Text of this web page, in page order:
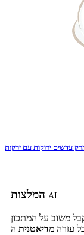
עדשים ירוקות עם ירקות
AI
עזרה מדיאטנית